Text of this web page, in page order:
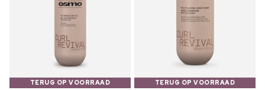
TERUG OP VOORRAAD
TERUG OP VOORRAAD